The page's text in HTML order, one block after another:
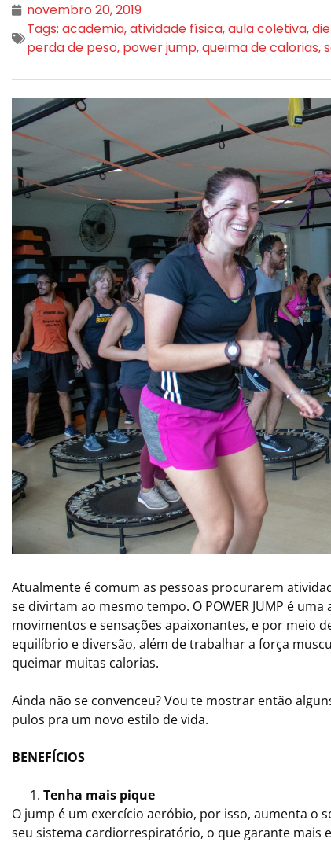
novembro 20, 2019
Tags: academia,atividade física,aula coletiva,
perda de peso, power jump,queima de calorias,
Atualmente é comum as pessoas procurarem
se divirtam ao mesmo tempo. O POWER JUMP é
movimentos e sensações apaixonantes, e por meio
equilíbrio e diversão, além de trabalhar a força
queimar muitas calorias.
Ainda não se convenceu? Vou te mostrar então
pulos pra um novo estilo de vida.
BENEFÍCIOS
Tenha mais pique
O jump é um exercício aeróbio, por isso, aumenta
seu sistema cardiorrespiratório, o que garante mais